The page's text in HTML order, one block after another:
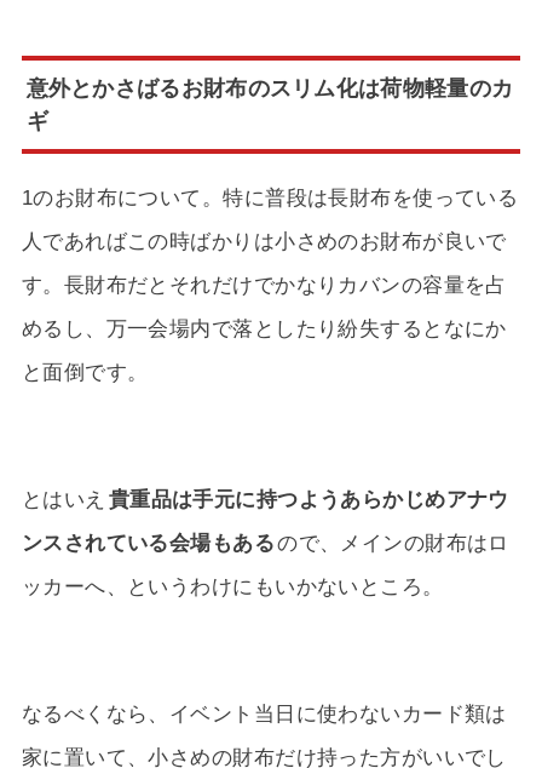
意外とかさばるお財布のスリム化は荷物軽量のカ
ギ
1のお財布について。特に普段は長財布を使っている
人であればこの時ばかりは小さめのお財布が良いで
す。長財布だとそれだけでかなりカバンの容量を占
めるし、万一会場内で落としたり紛失するとなにか
と面倒です。
とはいえ 貴重品は手元に持つようあらかじめアナウ
ンスされている会場もあるので、メインの財布はロ
ッカーへ、というわけにもいかないところ。
なるべくなら、イベント当日に使わないカード類は
家に置いて、小さめの財布だけ持った方がいいでし